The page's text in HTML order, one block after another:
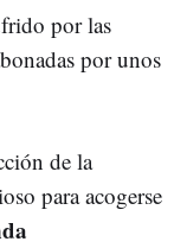
por las
por unos
de la
para acogerse